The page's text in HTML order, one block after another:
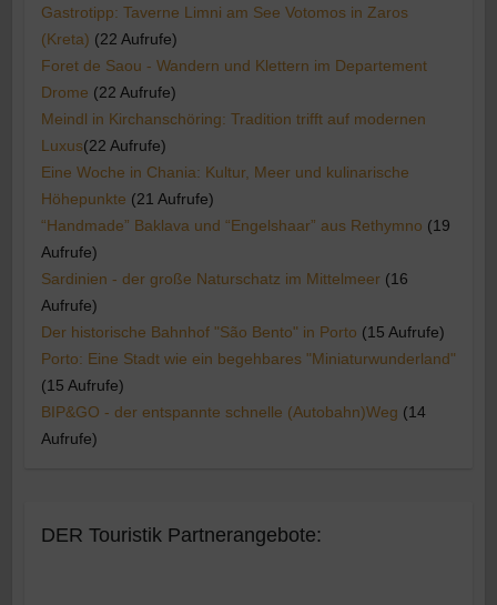
Gastrotipp: Taverne Limni am See Votomos in Zaros
(Kreta) (22 Aufrufe)
Foret de Saou - Wandern und Klettern im Departement
Drome (22 Aufrufe)
Meindl in Kirchanschöring: Tradition trifft auf modernen
Luxus​(22 Aufrufe)
Eine Woche in Chania: Kultur, Meer und kulinarische
Höhepunkte (21 Aufrufe)
“Handmade” Baklava und “Engelshaar” aus Rethymno (19
Aufrufe)
Sardinien - der große Naturschatz im Mittelmeer (16
Aufrufe)
Der historische Bahnhof "São Bento" in Porto (15 Aufrufe)
Porto: Eine Stadt wie ein begehbares "Miniaturwunderland"
(15 Aufrufe)
BIP&GO - der entspannte schnelle (Autobahn)Weg (14
Aufrufe)
DER Touristik Partnerangebote: